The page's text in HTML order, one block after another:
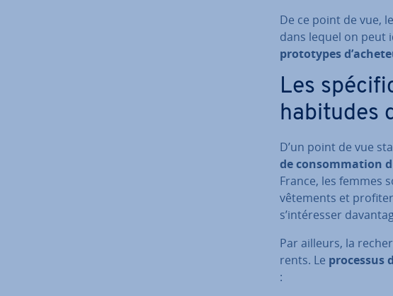
De ce point de vue,
dans lequel on peut
pro­to­types
Les
habitudes
D’un point de vue
de con­som­ma­tion
France, les femmes
vêtements et
s’in­té­res­ser
Par ailleurs, la
rents. Le processus
: